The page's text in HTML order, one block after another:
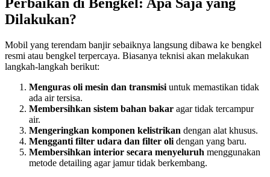
Dilakukan?
Mobil yang terendam banjir sebaiknya langsung dibawa ke bengkel
resmi atau bengkel terpercaya. Biasanya teknisi akan melakukan
langkah-langkah berikut:
Menguras oli mesin dan transmisi untuk memastikan tidak
ada air tersisa.
Membersihkan sistem bahan bakar agar tidak tercampur
air.
Mengeringkan komponen kelistrikan dengan alat khusus.
Mengganti filter udara dan filter oli dengan yang baru.
Membersihkan interior secara menyeluruh menggunakan
metode detailing agar jamur tidak berkembang.